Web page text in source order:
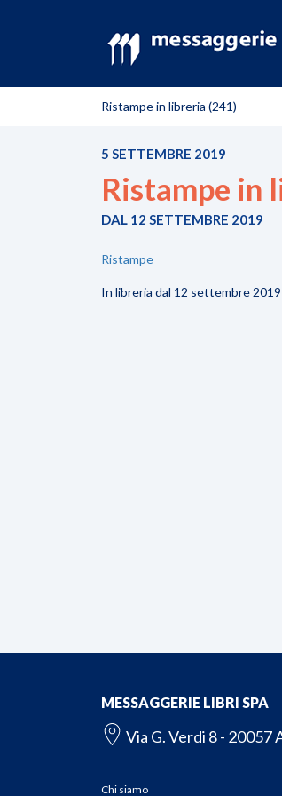
Ristampe in libreria (241)
5 SETTEMBRE 2019
Ristampe in
DAL 12 SETTEMBRE 2019
Ristampe
In libreria dal 12 settembre 2019
MESSAGGERIE LIBRI SPA
Via G. Verdi 8 - 20057
Chi siamo